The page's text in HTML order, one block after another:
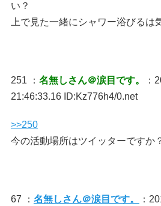
い？
上で見た一緒にシャワー浴びるは
251 ： 名無しさん＠涙目です。
：
21:46:33.16 ID:Kz776h4/0.net
>>250
今の活動場所はツイッターですか
67 ： 名無しさん＠涙目です。
：